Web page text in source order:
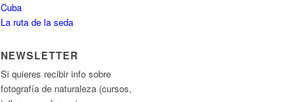
Cuba
La ruta de la seda
NEWSLETTER
Si quieres recibir info sobre
fotografía de naturaleza (cursos,